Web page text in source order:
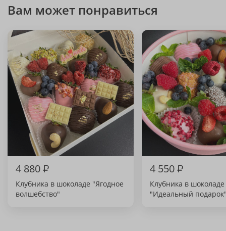
Вам может понравиться
4 880₽
Клубника в шоколаде "Ягодное
волшебство"
4 550₽
Клубника в шоколаде
"Идеальный